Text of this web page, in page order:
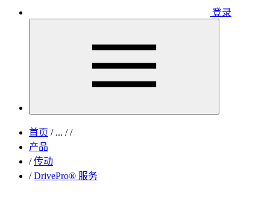
登录
首页 /... / /
产品
/ 传动
/ DrivePro® 服务